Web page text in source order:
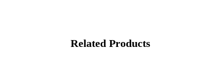
Related Products